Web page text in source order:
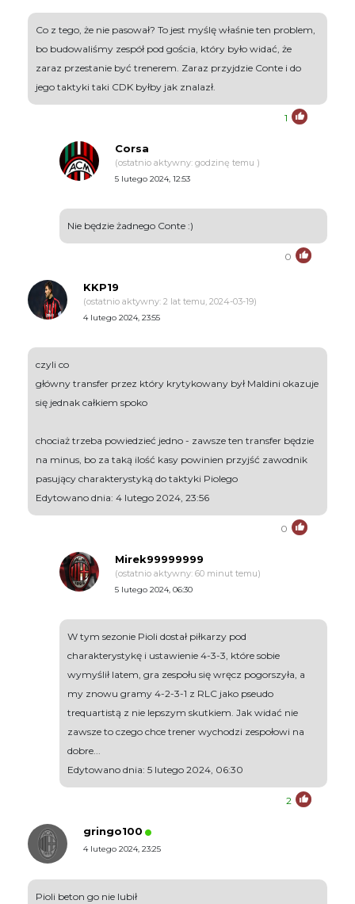
Co z tego, że nie pasował? To jest myślę właśnie ten problem,
bo budowaliśmy zespół pod gościa, który było widać, że
zaraz przestanie być trenerem. Zaraz przyjdzie Conte i do
jego taktyki taki CDK byłby jak znalazł.
1
Corsa
(ostatnio aktywny: godzinę temu )
5 lutego 2024, 12:53
Nie będzie żadnego Conte :)
0
KKP19
(ostatnio aktywny: 2 lat temu, 2024-03-19)
4 lutego 2024, 23:55
czyli co
główny transfer przez który krytykowany był Maldini okazuje
się jednak całkiem spoko
chociaż trzeba powiedzieć jedno - zawsze ten transfer będzie
na minus, bo za taką ilość kasy powinien przyjść zawodnik
pasujący charakterystyką do taktyki Piolego
Edytowano dnia: 4 lutego 2024, 23:56
0
Mirek99999999
(ostatnio aktywny: 60 minut temu)
5 lutego 2024, 06:30
W tym sezonie Pioli dostał piłkarzy pod
charakterystykę i ustawienie 4-3-3, które sobie
wymyślił latem, gra zespołu się wręcz pogorszyła, a
my znowu gramy 4-2-3-1 z RLC jako pseudo
trequartistą z nie lepszym skutkiem. Jak widać nie
zawsze to czego chce trener wychodzi zespołowi na
dobre...
Edytowano dnia: 5 lutego 2024, 06:30
2
gringo100
4 lutego 2024, 23:25
Pioli beton go nie lubił